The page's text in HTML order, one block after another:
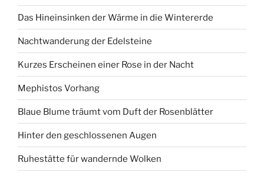
Das Hineinsinken der Wärme in die Wintererde
Nachtwanderung der Edelsteine
Kurzes Erscheinen einer Rose in der Nacht
Mephistos Vorhang
Blaue Blume träumt vom Duft der Rosenblätter
Hinter den geschlossenen Augen
Ruhestätte für wandernde Wolken